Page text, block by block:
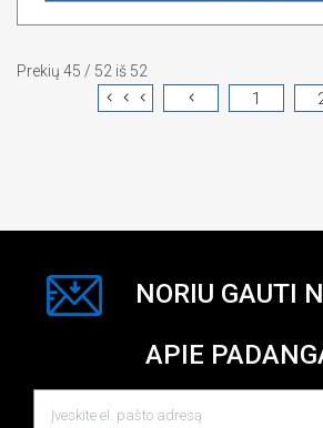
Prekių 45 / 52 iš 52
1
NORIU GAUTI
APIE